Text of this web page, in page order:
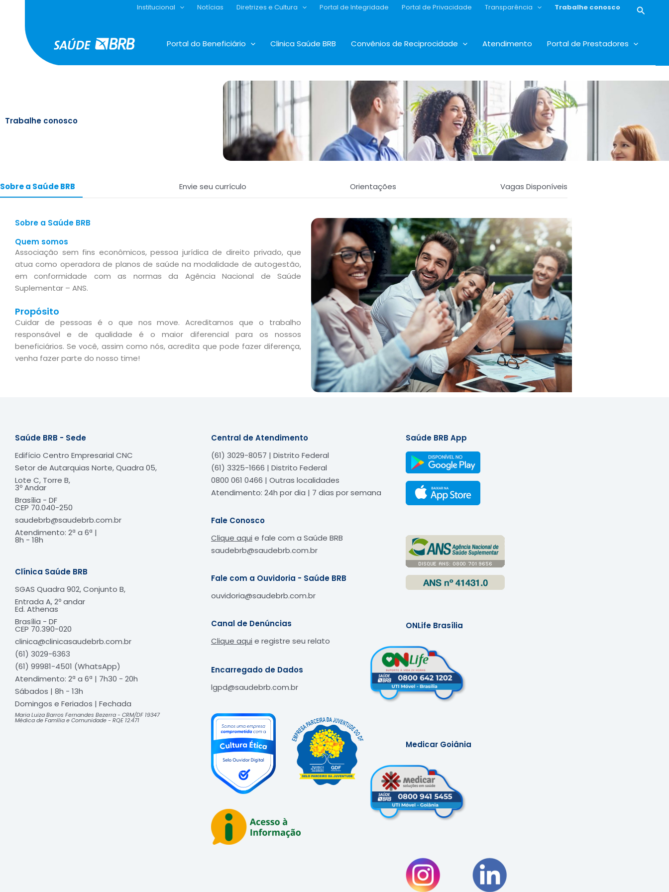
conteúdo
Institucional Notícias Diretrizes e Cultura Portal de Integridade Portal de Privacidade Transparência Trabalhe conosco
Portal do Beneficiário Clinica Saúde BRB Convênios de Reciprocidade Atendimento Portal de Prestadores
Trabalhe conosco
Sobre a Saúde BRB Envie seu currículo Orientações Vagas Disponíveis
Sobre a Saúde BRB
Quem somos
Associação sem fins econômicos, pessoa jurídica de direito privado, que
atua como operadora de planos de saúde na modalidade de autogestão,
em conformidade com as normas da Agência Nacional de Saúde
Suplementar – ANS.
Propósito
Cuidar de pessoas é o que nos move. Acreditamos que o trabalho
responsável e de qualidade é o maior diferencial para os nossos
beneficiários. Se você, assim como nós, acredita que pode fazer diferença,
venha fazer parte do nosso time!
Saúde BRB - Sede
Edifício Centro Empresarial CNC
Setor de Autarquias Norte, Quadra 05,
Lote C, Torre B,
3º Andar
Brasília - DF
CEP 70.040-250
saudebrb@saudebrb.com.br
Atendimento: 2ª a 6ª |
8h - 18h​
Clínica Saúde BRB
SGAS Quadra 902, Conjunto B,
Entrada A, 2º andar
Ed. Athenas
Brasília - DF
CEP 70.390-020
clinica@clinicasaudebrb.com.br
(61) 3029-6363
(61) 99981-4501 (WhatsApp)
Atendimento: 2ª a 6ª | 7h30 - 20h
Sábados | 8h - 13h
Domingos e Feriados | Fechada​
Maria Luiza Barros Fernandes Bezerra - CRM/DF 19347
Médica de Família e Comunidade - RQE 12.471
Central de Atendimento
(61) 3029-8057 | Distrito Federal
(61) 3325-1666 | Distrito Federal
0800 061 0466 | Outras localidades
Atendimento: 24h por dia | 7 dias por semana
Fale Conosco
Clique aqui e fale com a Saúde BRB
saudebrb@saudebrb.com.br
Fale com a Ouvidoria - Saúde BRB
ouvidoria@saudebrb.com.br
Canal de Denúncias
Clique aqui e registre seu relato
Encarregado de Dados
lgpd@saudebrb.com.br
Saúde BRB App
ONLife Brasília
Medicar Goiânia